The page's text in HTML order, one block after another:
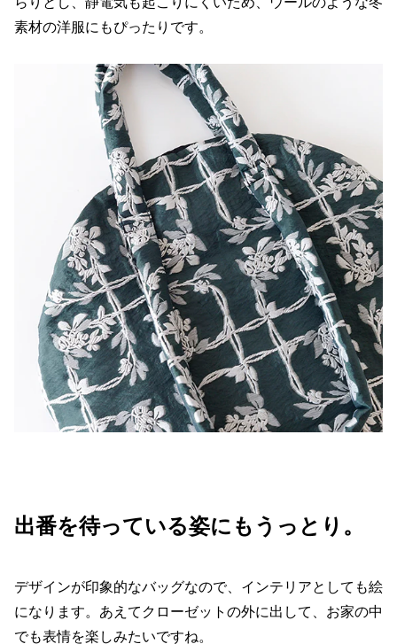
素材の洋服にもぴったりです。
出番を待っている姿にもうっとり。
デザインが印象的なバッグなので、インテリアとしても絵
になります。あえてクローゼットの外に出して、お家の中
でも表情を楽しみたいですね。